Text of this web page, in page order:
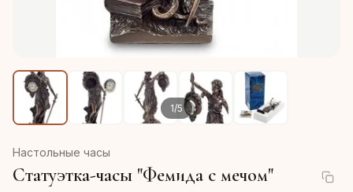
1/5
Настольные часы
Статуэтка-часы "Фемида с мечом"